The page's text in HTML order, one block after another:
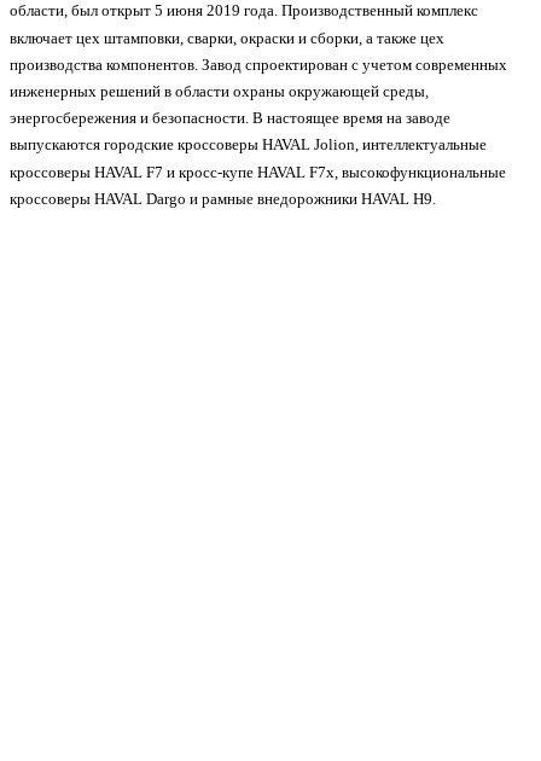
области, был открыт 5 июня 2019 года. Производственный комплекс
включает цех штамповки, сварки, окраски и сборки, а также цех
производства компонентов. Завод спроектирован с учетом современных
инженерных решений в области охраны окружающей среды,
энергосбережения и безопасности. В настоящее время на заводе
выпускаются городские кроссоверы HAVAL Jolion, интеллектуальные
кроссоверы HAVAL F7 и кросс-купе HAVAL F7x, высокофункциональные
кроссоверы HAVAL Dargo и рамные внедорожники HAVAL H9.